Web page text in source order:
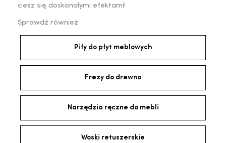
ciesz się doskonałymi efektami!
Sprawdź również
Piły do płyt meblowych
Frezy do drewna
Narzędzia ręczne do mebli
Woski retuszerskie